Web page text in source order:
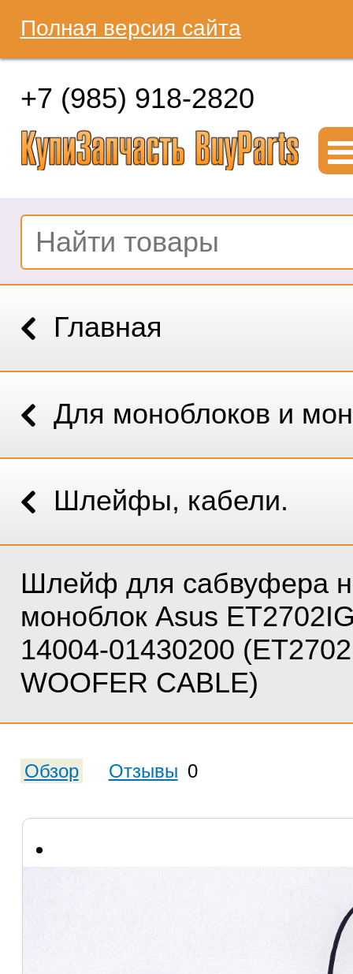
Полная версия сайта
+7 (985) 918-2820
Главная
Для моноблоков и
Шлейфы, кабели.
Шлейф для сабвуфера
моноблок Asus
14004-01430200
WOOFER CABLE)
Обзор Отзывы 0